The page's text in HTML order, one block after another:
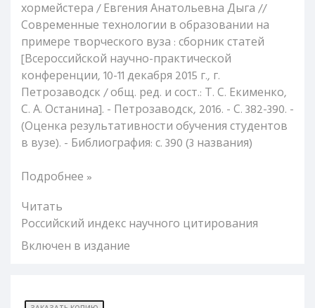
хормейстера / Евгения Анатольевна Дыга //
Современные технологии в образовании на
примере творческого вуза : сборник статей
[Всероссийской научно-практической
конференции, 10-11 декабря 2015 г., г.
Петрозаводск / общ. ред. и сост.: Т. С. Екименко,
С. А. Останина]. - Петрозаводск, 2016. - С. 382-390. -
(Оценка результативности обучения студентов
в вузе). - Библиография: с. 390 (3 названия)
Подробнее »
Читать
Российский индекс научного цитирования
Включен в издание